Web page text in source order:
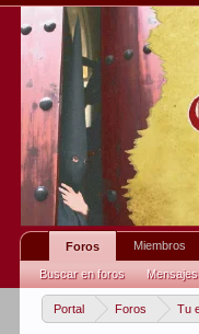
Portal Foros Tu
Foros
Buscar en foros
Miembros